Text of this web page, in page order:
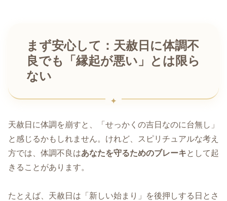
まず安心して：天赦日に体調不
良でも「縁起が悪い」とは限ら
ない
天赦日に体調を崩すと、「せっかくの吉日なのに台無し」
と感じるかもしれません。けれど、スピリチュアルな考え
方では、体調不良はあなたを守るためのブレーキとして起
きることがあります。
たとえば、天赦日は「新しい始まり」を後押しする日とさ